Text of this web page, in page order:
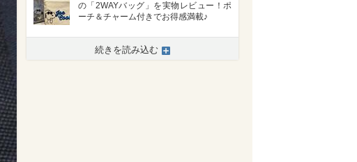
の「2WAYバッグ」を実物レビュー！ポ
ーチ＆チャーム付きでお得感満載♪
続きを読み込む